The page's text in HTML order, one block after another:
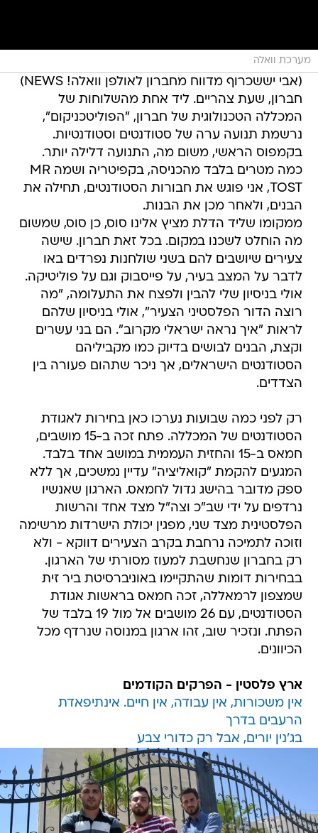
מערכת וואלה
(אבי יששכרוף מדווח מחברון לאולפן וואלה! NEWS)
חברון, שעת צהריים. ליד אחת מהשלוחות של
המכללה הטכנולוגית של חברון, "הפוליטכניקום",
נרשמת תנועה ערה של סטודנטים וסטודנטיות.
בקמפוס הראשי, משום מה, התנועה דלילה יותר.
כמה מטרים בלבד מהכניסה, בקפיטריה ושמה MR
TOST, אני פוגש את חבורות הסטודנטים, תחילה את
הבנים, ולאחר מכן את הבנות.
ממקומו שליד הדלת מציץ אלינו סוס, כן סוס, שמשום
מה הוחלט לשכנו במקום. בכל זאת חברון. שישה
צעירים שיושבים להם בשני שולחנות נפרדים באו
לדבר על המצב בעיר, על פייסבוק וגם על פוליטיקה.
אולי בניסיון שלי להבין ולפצח את התעלומה, "מה
רוצה הדור הפלסטיני הצעיר", אולי בניסיון שלהם
לראות "איך נראה ישראלי מקרוב". הם בני עשרים
וקצת, הבנים לבושים בדיוק כמו מקביליהם
הסטודנטים הישראלים, אך ניכר שתהום פעורה בין
הצדדים.
רק לפני כמה שבועות נערכו כאן בחירות לאגודת
הסטודנטים של המכללה. פתח זכה ב-15 מושבים,
חמאס ב-15 והחזית העממית במושב אחד בלבד.
המגעים להקמת "קואליציה" עדיין נמשכים, אך ללא
ספק מדובר בהישג גדול לחמאס. הארגון שאנשיו
נרדפים על ידי שב"כ וצה"ל מצד אחד והרשות
הפלסטינית מצד שני, מפגין יכולת הישרדות מרשימה
וזוכה לתמיכה נרחבת בקרב הצעירים דווקא - ולא
רק בחברון שנחשבת למעוז מסורתי של הארגון.
בבחירות דומות שהתקיימו באוניברסיטת ביר זית
שמצפון לרמאללה, זכה חמאס בראשות אגודת
הסטודנטים, עם 26 מושבים אל מול 19 בלבד של
הפתח. ונזכיר שוב, זהו ארגון במנוסה שנרדף מכל
הכיוונים.
ארץ פלסטין - הפרקים הקודמים
אין משכורות, אין עבודה, אין חיים. אינתיפאדת
הרעבים בדרך
בג'נין יורים, אבל רק כדורי צבע